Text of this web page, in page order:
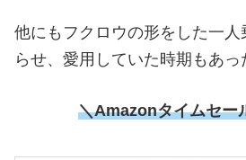
他にもフクロウの形をした一
らせ、愛用していた時期もあっ
＼Amazonタイムセー